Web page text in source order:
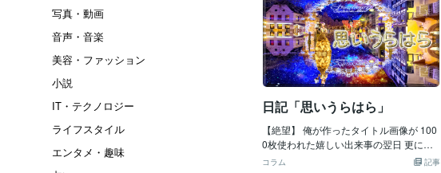
写真・動画
音声・音楽
美容・ファッション
小説
IT・テクノロジー
ライフスタイル
エンタメ・趣味
日記「思いうらはら」
【絶望】 俺が作ったタイトル画像が 100
0枚使われた嬉しい出来事の翌日 更に画
像枚数を増やす為 何時間もかけて新作を
記事
コラム